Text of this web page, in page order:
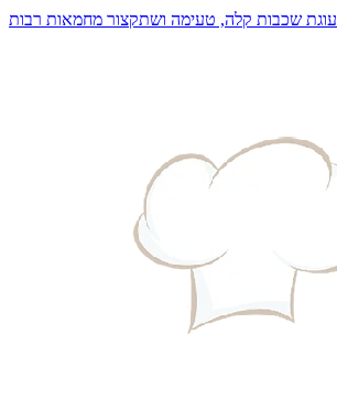
עוגת שכבות קלה, טעימה ושתקצור מחמאות רבות